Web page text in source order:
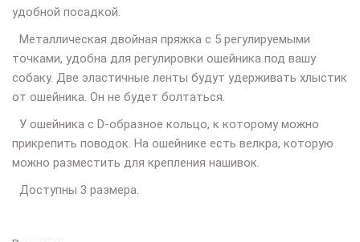
удобной посадкой.
Металлическая двойная пряжка с 5 регулируемыми
точками, удобна для регулировки ошейника под вашу
собаку. Две эластичные ленты будут удерживать хлыстик
от ошейника. Он не будет болтаться.
У ошейника с D-образное кольцо, к которому можно
прикрепить поводок. На ошейнике есть велкра, которую
можно разместить для крепления нашивок.
Доступны 3 размера.